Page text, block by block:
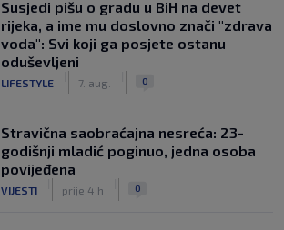
Susjedi pišu o gradu u BiH na devet
rijeka, a ime mu doslovno znači "zdrava
voda": Svi koji ga posjete ostanu
oduševljeni
LIFESTYLE 7. aug. 0
Stravična saobraćajna nesreća: 23-
godišnji mladić poginuo, jedna osoba
povijeđena
VIJESTI prije 4 h 0